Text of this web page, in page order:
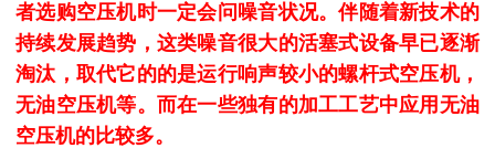
者选购空压机时一定会问噪音状况。伴随着新技术的
持续发展趋势，这类噪音很大的活塞式设备早已逐渐
淘汰，取代它的的是运行响声较小的螺杆式空压机，
无油空压机等。而在一些独有的加工工艺中应用 无油
空压机的比较多。